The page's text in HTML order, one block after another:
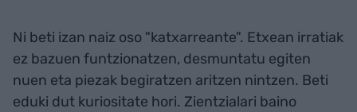
Ni beti izan naiz oso "katxarreante". Etxean irratiak
ez bazuen funtzionatzen, desmuntatu egiten
nuen eta piezak begiratzen aritzen nintzen. Beti
eduki dut kuriositate hori. Zientzialari baino